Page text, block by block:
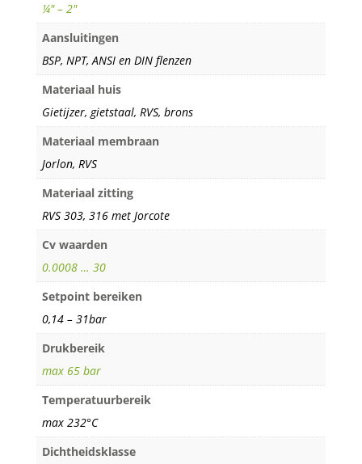
¼" – 2"
Aansluitingen
BSP, NPT, ANSI en DIN flenzen
Materiaal huis
Gietijzer, gietstaal, RVS, brons
Materiaal membraan
Jorlon, RVS
Materiaal zitting
RVS 303, 316 met Jorcote
Cv waarden
0.0008 … 30
Setpoint bereiken
0,14 – 31bar
Drukbereik
max 65 bar
Temperatuurbereik
max 232°C
Dichtheidsklasse